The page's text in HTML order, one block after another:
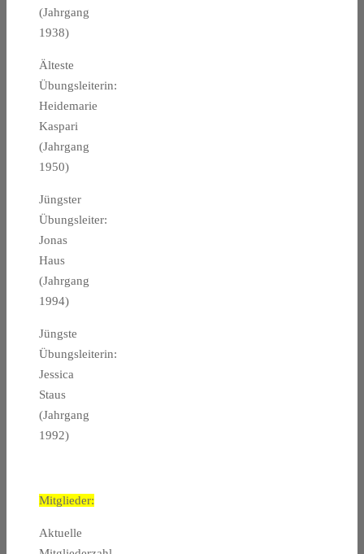
(Jahrgang
1938)
Älteste
Übungsleiterin:
Heidemarie
Kaspari
(Jahrgang
1950)
Jüngster
Übungsleiter:
Jonas
Haus
(Jahrgang
1994)
Jüngste
Übungsleiterin:
Jessica
Staus
(Jahrgang
1992)
Mitglieder:
Aktuelle